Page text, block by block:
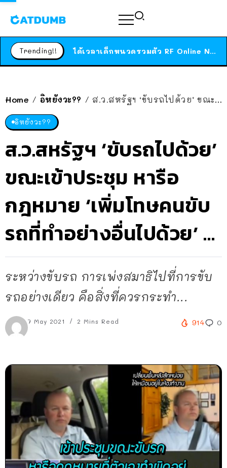
Trending!! ได้เวลาเด็กหนวดรวมตัว RF Online Next เปิดให้เล่นแล้ว เกม Sci-Fi MMORPG ระดับตำนาน เล่นได้ทั้งมือถือและ PC
Home / อิหยังวะ?? / ส.ว.สหรัฐฯ ‘ขับรถไปด้วย’ ขณะเข้าประชุม หารือกฎหมาย ‘เพิ่มโทษคนขับรถที่ทำอย่างอื่นไปด้วย’ …
อิหยังวะ??
ส.ว.สหรัฐฯ ‘ขับรถไปด้วย’
ขณะเข้าประชุม หารือ
กฎหมาย ‘เพิ่มโทษคนขับ
รถที่ทำอย่างอื่นไปด้วย’ …
ระหว่างขับรถ การเพ่งสมาธิไปที่การขับ
รถอย่างเดียว คือสิ่งที่ควรกระทำ...
7 May 2021 2 Mins Read 914 0